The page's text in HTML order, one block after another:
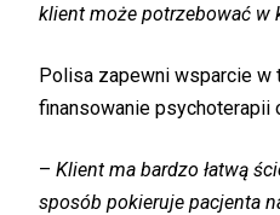
klient może potrzebować w
Polisa zapewni wsparcie w
finansowanie psychoterapii
– Klient ma bardzo łatwą
sposób pokieruje pacjenta